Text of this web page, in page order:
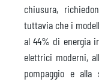
chiusura,
tuttavia che i
al 44% di energia
elettrici moderni,
pompaggio e alla